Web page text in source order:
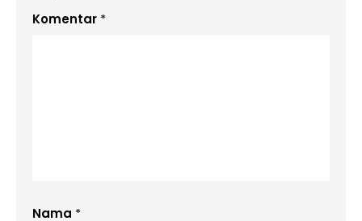
Komentar *
Nama *